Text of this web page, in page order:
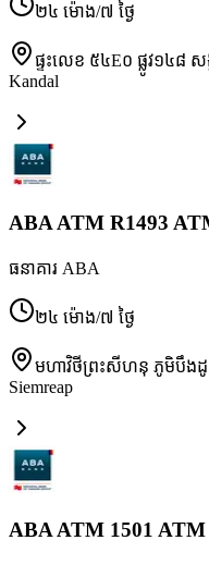
២៤ ម៉ោង/៧ ថ្ងៃ
ផ្ទះលេខ ៥៤E០ ផ្លូវ១៤៨
Kandal
ABA ATM R1493
ធនាគារ ABA
២៤ ម៉ោង/៧ ថ្ងៃ
មហាវិថីព្រះសីហនុ ភូមិបឹងដូ
Siemreap
ABA ATM 1501 ATM